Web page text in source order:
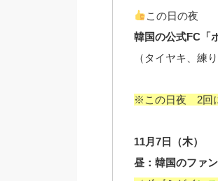
この日の夜
韓国の公式FC「
（タイヤキ、練
※この日夜 2回
11月7日（木）
昼：韓国のファ